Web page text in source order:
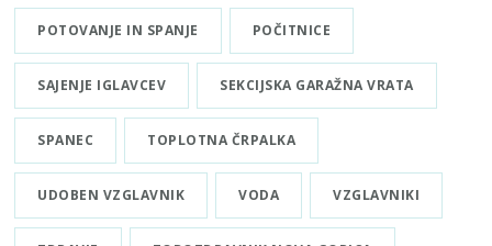
POTOVANJE IN SPANJE POČITNICE
SAJENJE IGLAVCEV SEKCIJSKA GARAŽNA VRATA
SPANEC TOPLOTNA ČRPALKA
UDOBEN VZGLAVNIK VODA VZGLAVNIKI